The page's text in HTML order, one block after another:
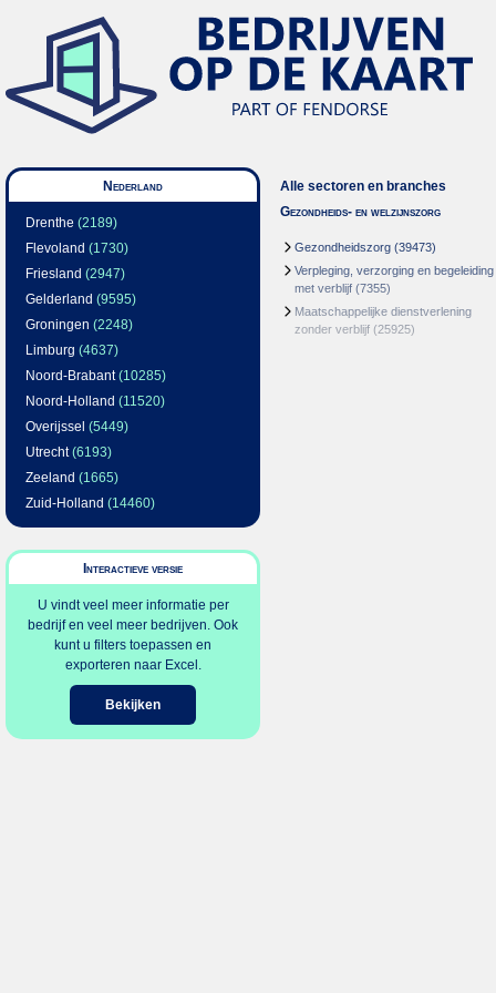
Nederland
Drenthe (2189)
Flevoland (1730)
Friesland (2947)
Gelderland (9595)
Groningen (2248)
Limburg (4637)
Noord-Brabant(10285)
Noord-Holland (11520)
Overijssel (5449)
Utrecht(6193)
Zeeland (1665)
Zuid-Holland (14460)
Interactieve versie
U vindt veel meer informatie per
bedrijf en veel meer bedrijven. Ook
kunt u filters toepassen en
exporteren naar Excel.
Bekijken
Alle sectoren en branches
Gezondheids- en welzijnszorg
Gezondheidszorg (39473)
Verpleging, verzorging en begeleiding
met verblijf (7355)
Maatschappelijke dienstverlening
zonder verblijf (25925)